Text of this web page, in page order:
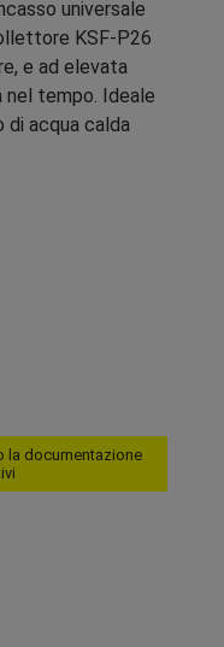
universale
KSF-P26
e ad elevata
tempo. Ideale
di acqua calda
la documentazione